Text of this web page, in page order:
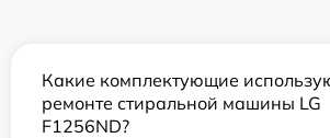
Какие комплектующие
ремонте стиральной машины LG
F1256ND?